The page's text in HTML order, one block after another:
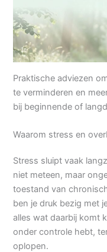
Praktische adviezen
te verminderen en
bij beginnende of
Waarom stress en
Stress sluipt vaak
niet meteen, maar
toestand van
ben je druk bezig met
alles wat daarbij komt
onder controle hebt,
oplopen.